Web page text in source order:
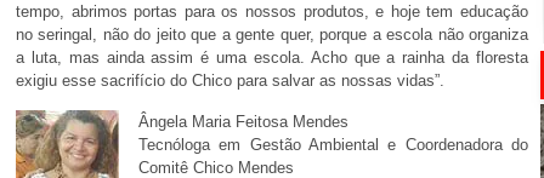
tempo, abrimos portas para os nossos produtos, e hoje tem educação
no seringal, não do jeito que a gente quer, porque a escola não organiza
a luta, mas ainda assim é uma escola. Acho que a rainha da floresta
exigiu esse sacrifício do Chico para salvar as nossas vidas”.
Ângela Maria Feitosa Mendes
Tecnóloga em Gestão Ambiental e Coordenadora do
Comitê Chico Mendes